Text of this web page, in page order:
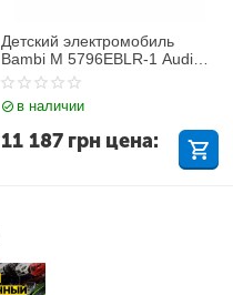
Детский электромобиль
Bambi M 5796EBLR-1 Audi
Q7
в наличии
11 187 грн цена: